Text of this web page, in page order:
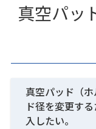
真空パッ
真空パッド（
ド径を変更す
入したい。